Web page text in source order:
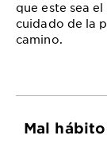
que este sea
cuidado de la
camino.
Mal